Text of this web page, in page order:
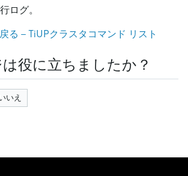
ログ。
る - TiUPクラスタコマンド リスト
役に立ちましたか？
いえ